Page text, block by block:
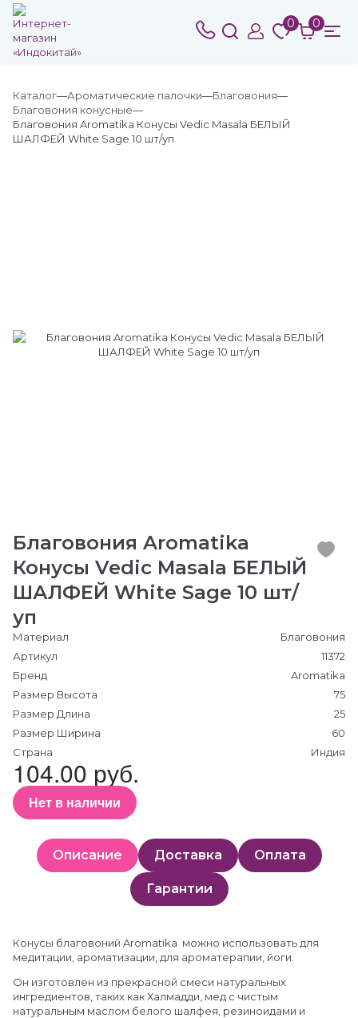
0 0
Каталог Ароматические палочки
Благовония
Благовония конусные
Благовония Aromatika Конусы Vedic Masala БЕЛЫЙ
ШАЛФЕЙ White Sage 10 шт/уп
Благовония Aromatika
Конусы Vedic Masala БЕЛЫЙ
ШАЛФЕЙ White Sage 10 шт/
уп
Материал
Благовония
Артикул
11372
Бренд
Aromatika
Размер Высота
75
Размер Длина
25
Размер Ширина
60
Страна
Индия
104.00 руб.
Нет в наличии
Описание Доставка Оплата
Гарантии
Конусы благовоний Aromatika можно использовать для
медитации, ароматизации, для ароматерапии, йоги.
Он изготовлен из прекрасной смеси натуральных
ингредиентов, таких как Халмадди, мед с чистым
натуральным маслом белого шалфея, резиноидами и